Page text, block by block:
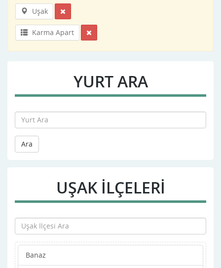
Uşak
Karma Apart
YURT ARA
Ara
UŞAK İLÇELERİ
Banaz